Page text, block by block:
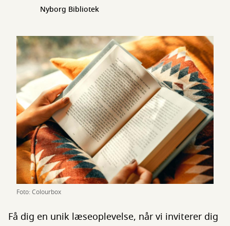
Foto: Colourbox
Nyborg Bibliotek
Få dig en unik læseoplevelse, når vi inviterer dig